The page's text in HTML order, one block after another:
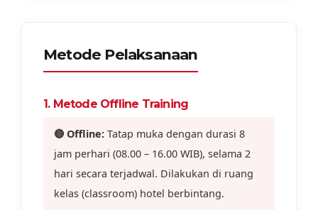
Metode Pelaksanaan
1. Metode Offline Training
🔴 Offline: Tatap muka dengan durasi 8
jam perhari (08.00 – 16.00 WIB), selama 2
hari secara terjadwal. Dilakukan di ruang
kelas (classroom) hotel berbintang.